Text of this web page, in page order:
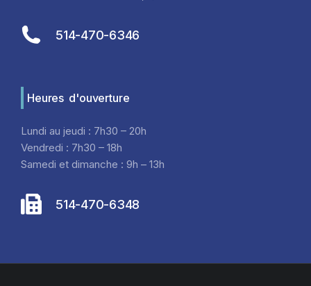
514-470-6346
Heures d'ouverture
Lundi au jeudi : 7h30 – 20h
Vendredi : 7h30 – 18h
Samedi et dimanche : 9h – 13h
514-470-6348